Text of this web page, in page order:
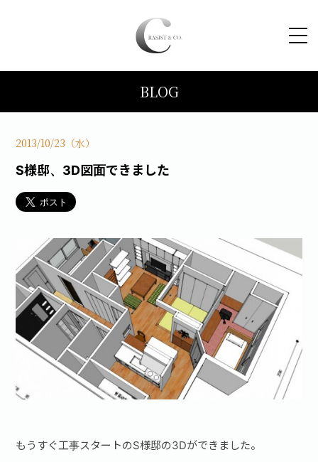
コンセプト
ブログ
会社案内
お問い合わせ·資料請求
BLOG
2013/10/23（水）
S様邸、3D図面できました
もうすぐ工事スタートのS様邸の3Dができました。